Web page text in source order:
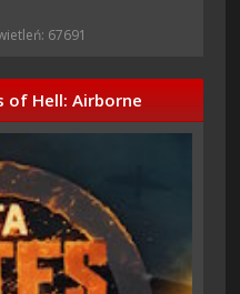
67691
of Hell: Airborne